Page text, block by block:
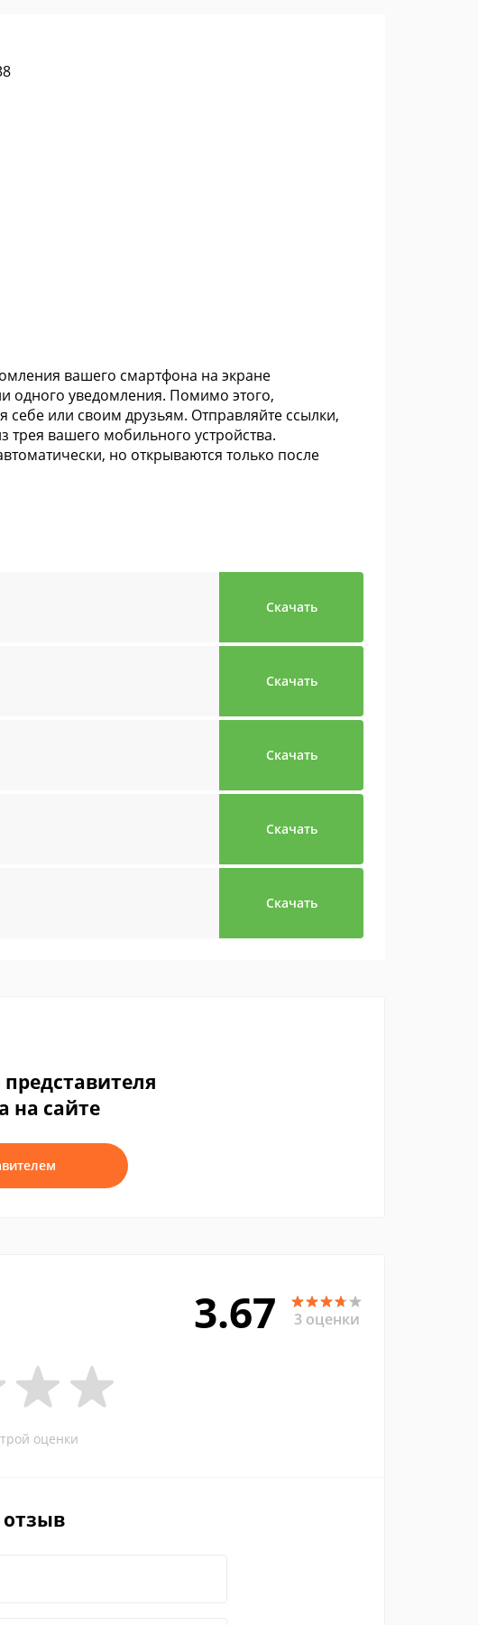
вашего смартфона на экране
одного уведомления. Помимо этого,
или своим друзьям. Отправляйте ссылки,
вашего мобильного устройства.
но открываются только после
Скачать
Скачать
Скачать
Скачать
Скачать
на сайте
3.67 3 оценки
оценки